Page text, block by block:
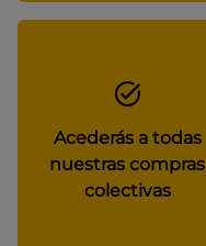
Acederás a todas
nuestras compras
colectivas